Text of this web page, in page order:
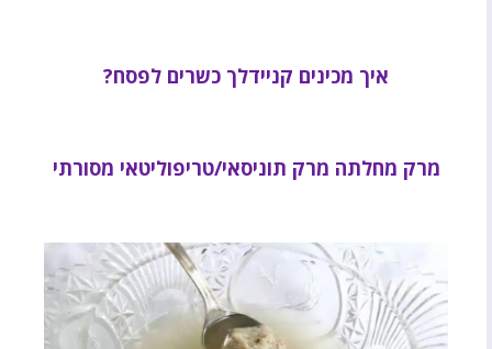
איך מכינים קניידלך כשרים לפסח?
מרק מחלתה מרק תוניסאי/טריפוליטאי מסורתי